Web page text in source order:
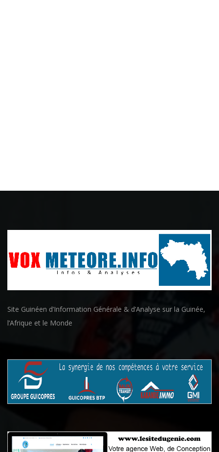
Site Guinéen d’Information Générale & d’Analyse sur la Guinée,
l’Afrique et le Monde